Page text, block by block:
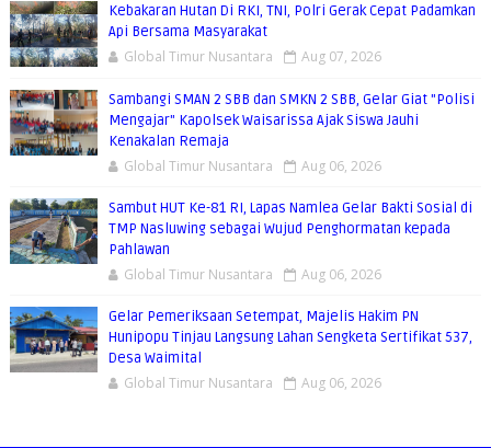
Kebakaran Hutan Di RKI, TNI, Polri Gerak Cepat Padamkan
Api Bersama Masyarakat
Global Timur Nusantara Aug 07, 2026
Sambangi SMAN 2 SBB dan SMKN 2 SBB, Gelar Giat "Polisi
Mengajar" Kapolsek Waisarissa Ajak Siswa Jauhi
Kenakalan Remaja
Global Timur Nusantara Aug 06, 2026
Sambut HUT Ke-81 RI, Lapas Namlea Gelar Bakti Sosial di
TMP Nasluwing sebagai Wujud Penghormatan kepada
Pahlawan
Global Timur Nusantara Aug 06, 2026
Gelar Pemeriksaan Setempat, Majelis Hakim PN
Hunipopu Tinjau Langsung Lahan Sengketa Sertifikat 537,
Desa Waimital
Global Timur Nusantara Aug 06, 2026